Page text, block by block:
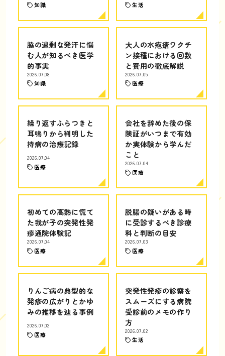
知識 生活
脇の過剰な発汗に悩
む人が知るべき医学
的事実
2026.07.08
知識
大人の水疱瘡ワクチ
ン接種における回数
と費用の徹底解説
2026.07.05
医療
繰り返すふらつきと
耳鳴りから判明した
持病の治療記録
2026.07.04
医療
会社を辞めた後の保
険証がいつまで有効
か実体験から学んだ
こと
2026.07.04
医療
初めての高熱に慌て
た我が子の突発性発
疹通院体験記
2026.07.04
医療
脱腸の疑いがある時
に受診するべき診療
科と判断の目安
2026.07.03
医療
りんご病の典型的な
発疹の広がりとかゆ
みの推移を辿る事例
2026.07.02
医療
突発性発疹の診察を
スムーズにする病院
受診前のメモの作り
方
2026.07.02
生活